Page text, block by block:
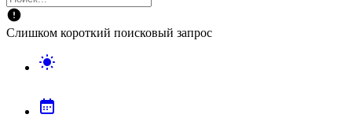
Слишком короткий поисковый запрос